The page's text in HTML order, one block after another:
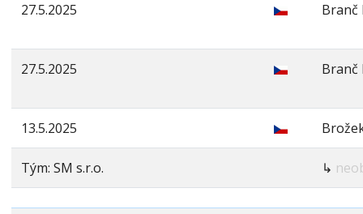
27.5.2025 Branč
27.5.2025 Branč
13.5.2025
Tým: SM s.r.o. ↳